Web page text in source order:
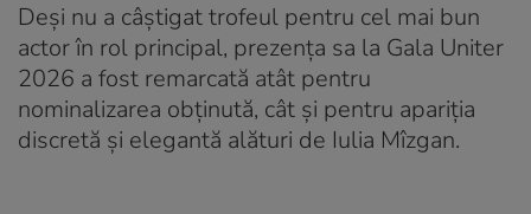
Deși nu a câștigat trofeul pentru cel mai bun
actor în rol principal, prezența sa la Gala Uniter
2026 a fost remarcată atât pentru
nominalizarea obținută, cât și pentru apariția
discretă și elegantă alături de Iulia Mîzgan.